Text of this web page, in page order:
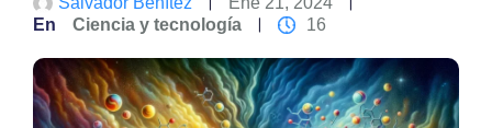
En
Ciencia y tecnología 16